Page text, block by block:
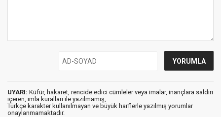
UYARI: Küfür, hakaret, rencide edici cümleler veya imalar, inançlara saldırı
içeren, imla kuralları ile yazılmamış,
Türkçe karakter kullanılmayan ve büyük harflerle yazılmış yorumlar
onaylanmamaktadır.